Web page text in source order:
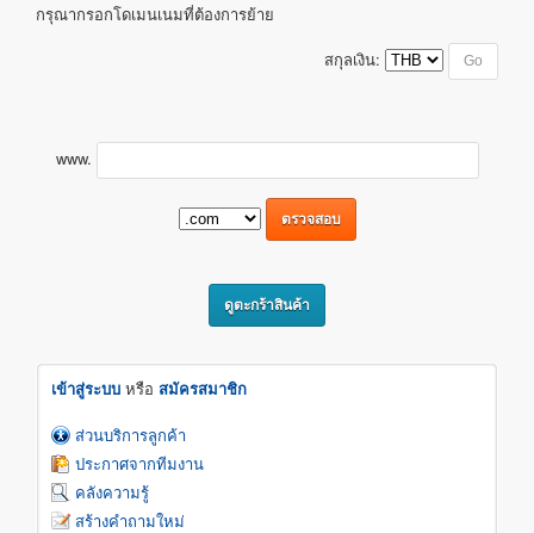
กรุณากรอกโดเมนเนมที่ต้องการย้าย
สกุลเงิน:
www.
เข้าสู่ระบบ หรือ สมัครสมาชิก
ส่วนบริการลูกค้า
ประกาศจากทีมงาน
คลังความรู้
สร้างคำถามใหม่